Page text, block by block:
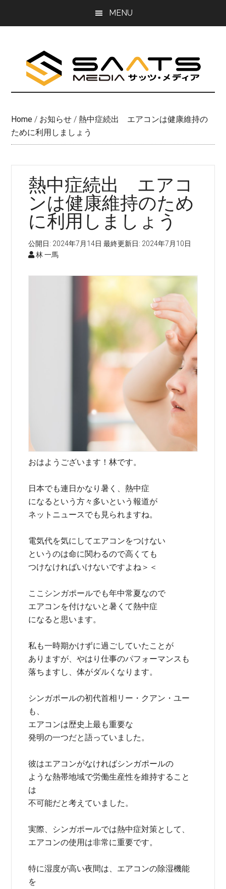
MENU
Home / お知らせ / 熱中症続出 エアコンは健康維持の
ために利用しましょう
熱中症続出 エアコ
ンは健康維持のため
に利用しましょう
公開日: 2024年7月14日 最終更新日: 2024年7月10日
林 一馬
おはようございます！林です。
日本でも連日かなり暑く、熱中症
になるという方々多いという報道が
ネットニュースでも見られますね。
電気代を気にしてエアコンをつけない
というのは命に関わるので高くても
つけなければいけないですよね＞＜
ここシンガポールでも年中常夏なので
エアコンを付けないと暑くて熱中症
になると思います。
私も一時期かけずに過ごしていたことが
ありますが、やはり仕事のパフォーマンスも
落ちますし、体がダルくなります。
シンガポールの初代首相リー・クアン・ユー
も、
エアコンは歴史上最も重要な
発明の一つだと語っていました。
彼はエアコンがなければシンガポールの
ような熱帯地域で労働生産性を維持すること
は
不可能だと考えていました。
実際、シンガポールでは熱中症対策として、
エアコンの使用は非常に重要です。
特に湿度が高い夜間は、エアコンの除湿機能
を